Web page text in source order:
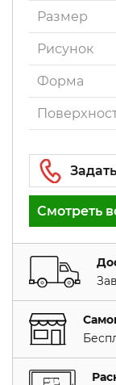
Размер
Рисунок
Форма
Смотреть